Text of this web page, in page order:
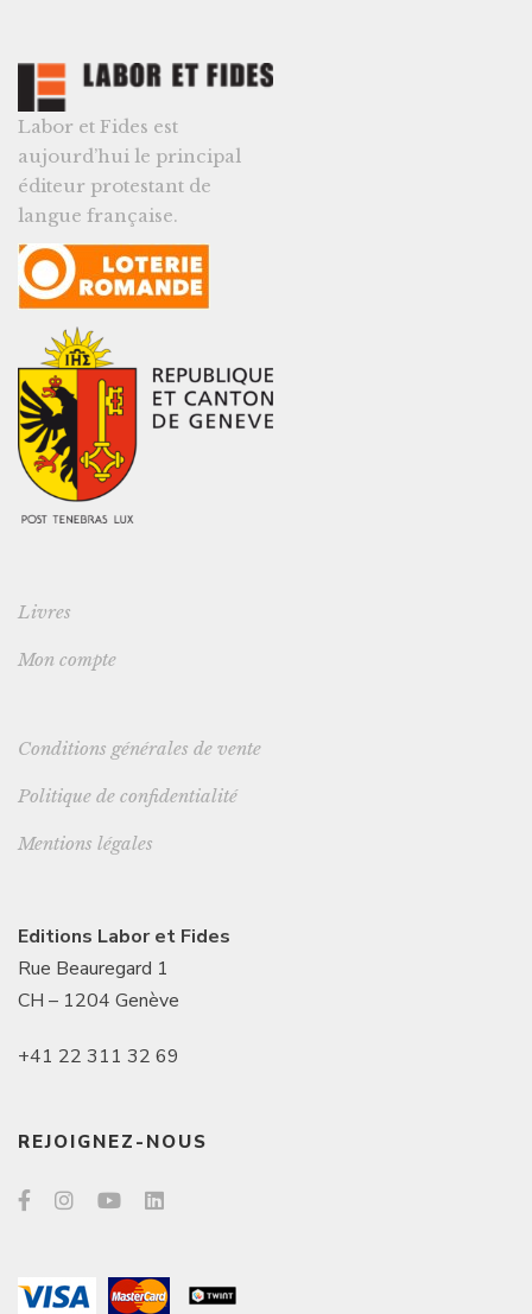
Labor et Fides est
aujourd’hui le principal
éditeur protestant de
langue française.
Livres
Mon compte
Conditions générales de vente
Politique de confidentialité
Mentions légales
Editions Labor et Fides
Rue Beauregard 1
CH – 1204 Genève
+41 22 311 32 69
REJOIGNEZ-NOUS